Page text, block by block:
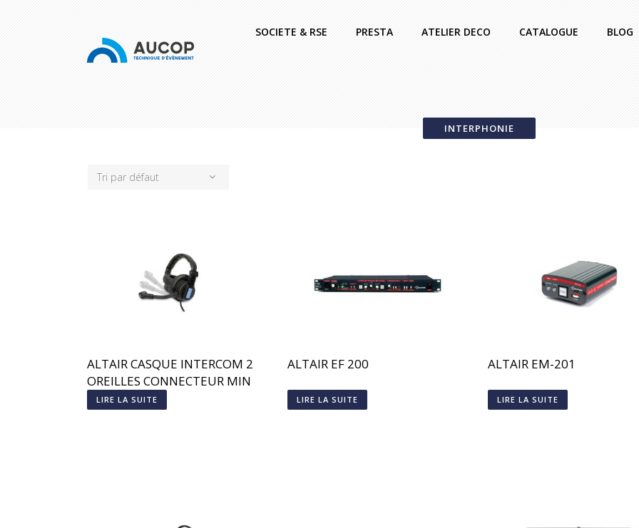
SOCIETE & RSE PRESTA ATELIER DECO CATALOGUE BLOG
INTERPHONIE
Tri par défaut
ALTAIR CASQUE INTERCOM 2
OREILLES CONNECTEUR MIN
XLR4
LIRE LA SUITE
ALTAIR EF 200
LIRE LA SUITE
ALTAIR EM-201
LIRE LA SUITE